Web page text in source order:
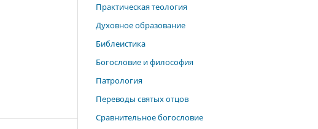
Практическая теология
Духовное образование
Библеистика
Богословие и философия
Патрология
Переводы святых отцов
Сравнительное богословие